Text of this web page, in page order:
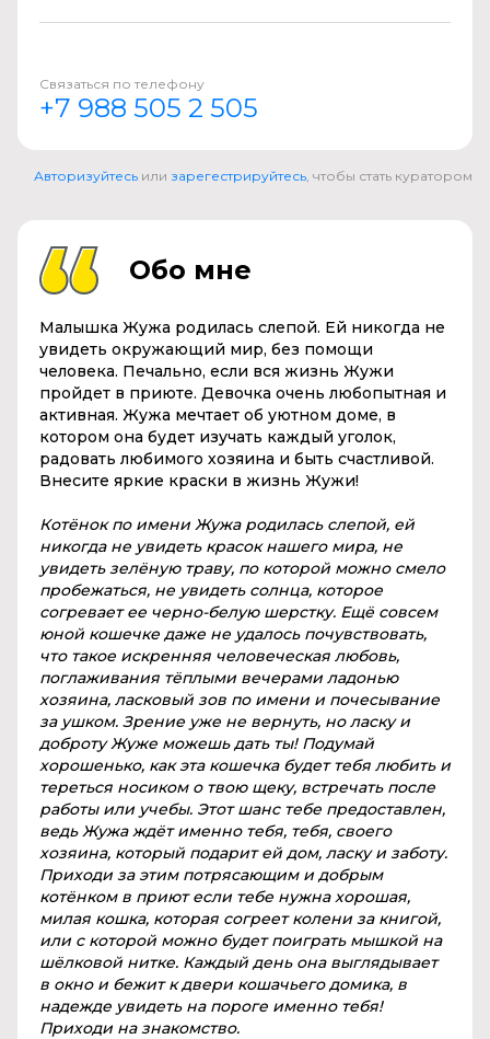
Связаться по телефону
+7 988 505 2 505
Авторизуйтесь или зарегестрируйтесь , чтобы стать куратором
Обо мне
Малышка Жужа родилась слепой. Ей никогда не
увидеть окружающий мир, без помощи
человека. Печально, если вся жизнь Жужи
пройдет в приюте. Девочка очень любопытная и
активная. Жужа мечтает об уютном доме, в
котором она будет изучать каждый уголок,
радовать любимого хозяина и быть счастливой.
Внесите яркие краски в жизнь Жужи!
Котёнок по имени Жужа родилась слепой, ей
никогда не увидеть красок нашего мира, не
увидеть зелёную траву, по которой можно смело
пробежаться, не увидеть солнца, которое
согревает ее черно-белую шерстку. Ещё совсем
юной кошечке даже не удалось почувствовать,
что такое искренняя человеческая любовь,
поглаживания тёплыми вечерами ладонью
хозяина, ласковый зов по имени и почесывание
за ушком. Зрение уже не вернуть, но ласку и
доброту Жуже можешь дать ты! Подумай
хорошенько, как эта кошечка будет тебя любить и
тереться носиком о твою щеку, встречать после
работы или учебы. Этот шанс тебе предоставлен,
ведь Жужа ждёт именно тебя, тебя, своего
хозяина, который подарит ей дом, ласку и заботу.
Приходи за этим потрясающим и добрым
котёнком в приют если тебе нужна хорошая,
милая кошка, которая согреет колени за книгой,
или с которой можно будет поиграть мышкой на
шёлковой нитке. Каждый день она выглядывает
в окно и бежит к двери кошачьего домика, в
надежде увидеть на пороге именно тебя!
Приходи на знакомство.